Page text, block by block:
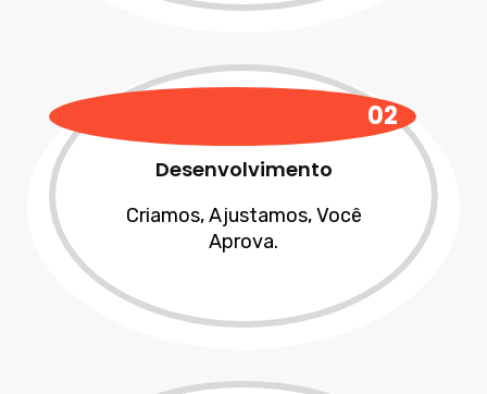
02
Desenvolvimento
Criamos, Ajustamos, Você
Aprova.